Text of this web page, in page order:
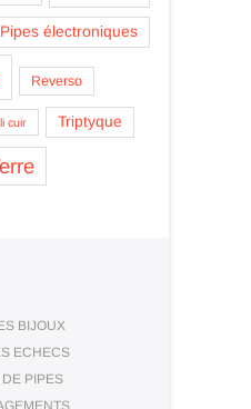
Pipes électroniques
Reverso
cuir Triptyque
BIJOUX
ECHECS
PIPES